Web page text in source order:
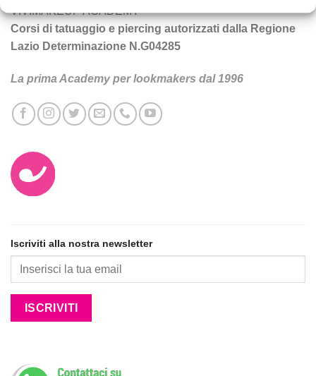
VIVIMAKEUP ACADEMY
Corsi di tatuaggio e piercing autorizzati dalla Regione
Lazio Determinazione N.G04285
La prima Academy per lookmakers dal 1996
Iscriviti alla nostra newsletter